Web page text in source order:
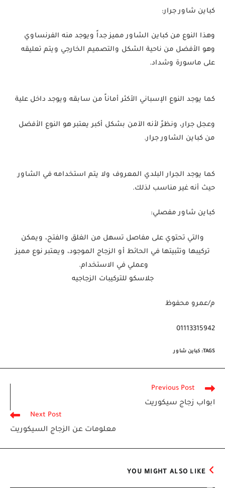
كباين شاور جرار:
وهذا النوع من كباين الشاور مميز جداً ويوجد منه الفرنساوي
وهو الأفضل من ناحية الشكل والتصميم الخارجي ويتم تعليقه
على ماسورة وشداد.
كما يوجد النوع الإسباني الأكثر أماناً من سابقه ويوجد داخل علية
وعجل جرار، ونظرً لأنه الآمن بشكل أكبر يعتبر هو النوع الأفضل
من كباين الشاور جرار.
كما يوجد الجرار البلدي المعروف ولا يتم استخدامه في الشاور
حيث أنه غير مناسب لذلك.
كباين شاور مفصلي:
والتي تحتوي على مفاصل تسهل من الغلق والفتح، ويمكن
تركيبها وتثبيتها في الحائط أو الزجاج الموجود، ويعتبر نوع مميز
وعملي في الاستخدام.
جلاسكو للتركيبات الزجاجيه
م/عمرو محفوظ
01113315942
TAGS
: كباين شاور
Read
articles
Previous Post
ابواب زجاج سيكوريت
Next Post
معلومات عن الزجاج السيكوريت
YOU MIGHT ALSO LIKE